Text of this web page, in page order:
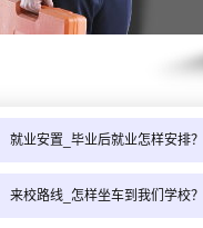
就业安置_毕业后就业怎样安排
来校路线_怎样坐车到我们学校